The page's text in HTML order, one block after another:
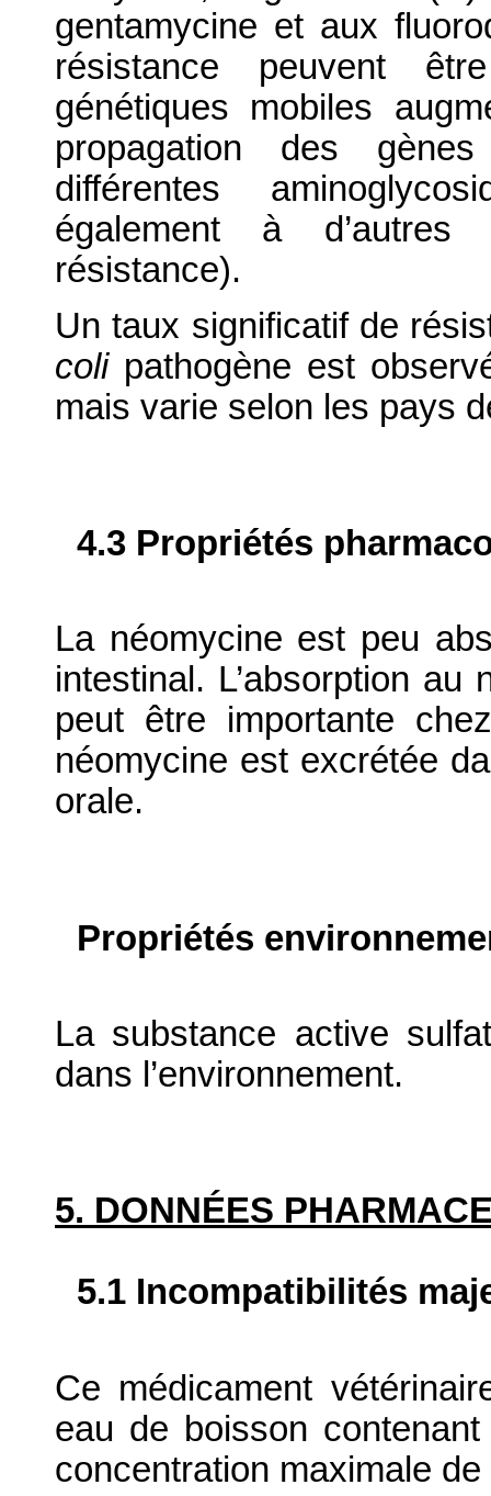
gentamycine et aux
résistance peuvent
génétiques mobiles
propagation des
différentes
également à d’autres
résistance).
Un taux significatif de
colipathogène est
mais varie selon les pays
4.3 Propriétés
La néomycine est peu
intestinal. L’absorption
peut être importante
néomycine est excrétée
orale.
Propriétés
La substance active
dans l’environnement.
5. DONNÉES
5.1 Incompatibilités
Ce médicament
eau de boisson
concentration maximale